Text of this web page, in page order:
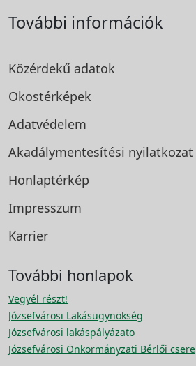
További információk
Közérdekű adatok
Okostérképek
Adatvédelem
Akadálymentesítési nyilatkozat
Honlaptérkép
Impresszum
Karrier
További honlapok
Vegyél részt!
Józsefvárosi Lakásügynökség
Józsefvárosi lakáspályázato
Józsefvárosi Önkormányzati Bérlői csere